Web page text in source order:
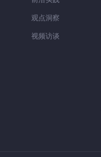
观点洞察
视频访谈